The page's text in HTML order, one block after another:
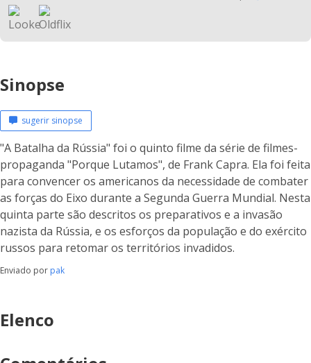
Sinopse
sugerir sinopse
"A Batalha da Rússia" foi o quinto filme da série de filmes-
propaganda "Porque Lutamos", de Frank Capra. Ela foi feita
para convencer os americanos da necessidade de combater
as forças do Eixo durante a Segunda Guerra Mundial. Nesta
quinta parte são descritos os preparativos e a invasão
nazista da Rússia, e os esforços da população e do exército
russos para retomar os territórios invadidos.
Enviado por pak
Elenco